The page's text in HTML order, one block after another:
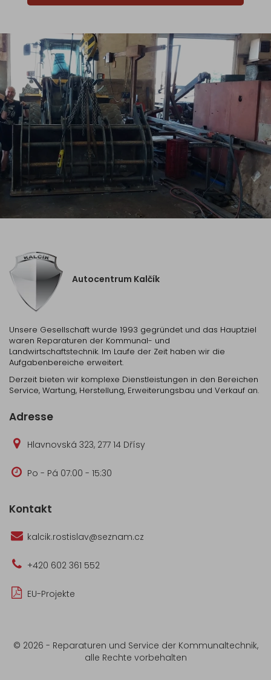
Autocentrum Kalčík
Unsere Gesellschaft wurde 1993 gegründet und das Hauptziel
waren Reparaturen der Kommunal- und
Landwirtschaftstechnik. Im Laufe der Zeit haben wir die
Aufgabenbereiche erweitert.
Derzeit bieten wir komplexe Dienstleistungen in den Bereichen
Service, Wartung, Herstellung, Erweiterungsbau und Verkauf an.
Adresse
Hlavnovská 323, 277 14 Dřísy
Po - Pá 07:00 - 15:30
Kontakt
kalcik.rostislav@seznam.cz
+420 602 361 552
EU-Projekte
© 2026 - Reparaturen und Service der Kommunaltechnik,
alle Rechte vorbehalten